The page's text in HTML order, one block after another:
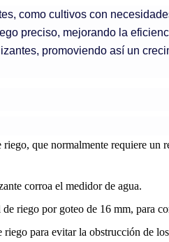
como cultivos con
preciso, mejorando la
promoviendo así un
que normalmente requiere
corroa el medidor de agua.
riego por goteo de 16 mm, para
para evitar la obstrucción de